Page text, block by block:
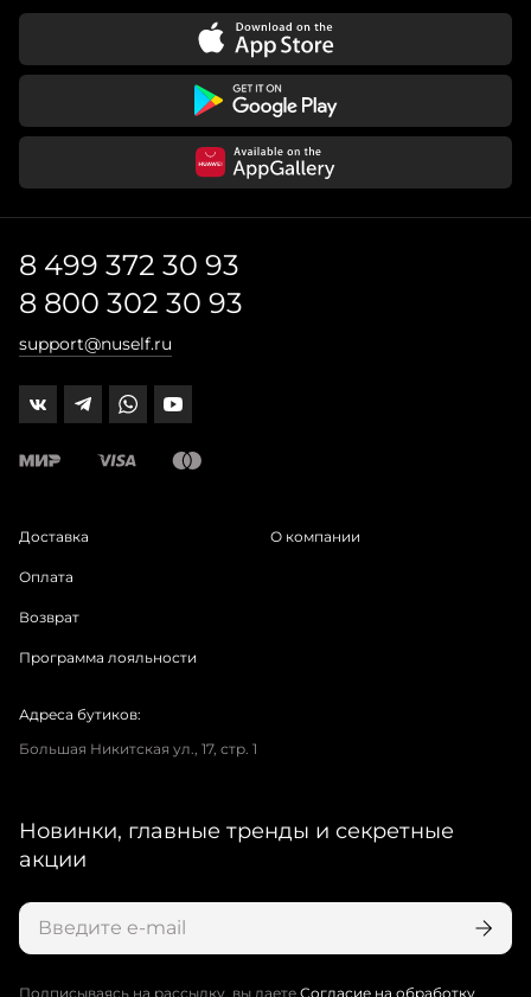
8 499 372 30 93
8 800 302 30 93
support@nuself.ru
Доставка
Оплата
Возврат
Программа лояльности
О компании
Адреса бутиков:
Большая Никитская ул., 17, стр. 1
Новинки, главные тренды и секретные
акции
Подписываясь на рассылку, вы даете Согласие на обработку